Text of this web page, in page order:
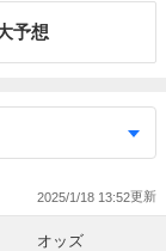
予想
2025/1/18 13:52
オッズ